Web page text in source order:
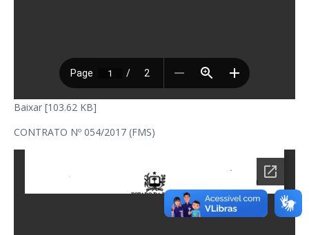
Baixar [103.62 KB]
CONTRATO Nº 054/2017 (FMS)